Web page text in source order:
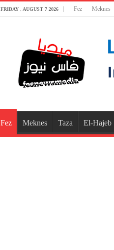
FRIDAY , AUGUST 7 2026 Fez Meknes
Fez Meknes Taza El-Hajeb